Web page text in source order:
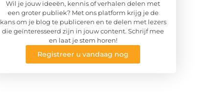
Wil je jouw ideeën, kennis of verhalen delen met
een groter publiek? Met ons platform krijg je de
kans om je blog te publiceren en te delen met lezers
die geïnteresseerd zijn in jouw content. Schrijf mee
en laat je stem horen!
Registreer u vandaag nog